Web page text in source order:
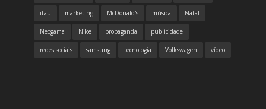
itau marketing McDonald's música Natal
Neogama Nike propaganda publicidade
redes sociais samsung tecnologia Volkswagen vídeo